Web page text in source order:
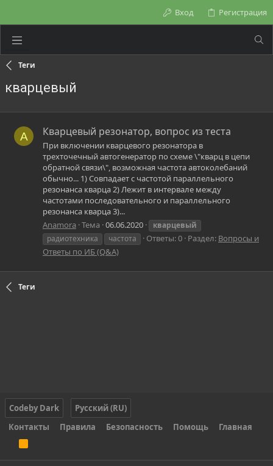
Вход Регистрация
Теги
кварцевый
A Кварцевый резонатор, вопрос из теста
При включении кварцевого резонатора в
трехточечный автогенератор по схеме \"кварц в цепи
обратной связи\", возможная частота автоколебаний
обычно... 1) Совпадает с частотой параллельного
резонанса кварца 2) Лежит в интервале между
частотами последовательного и параллельного
резонанса кварца 3)...
Anamora Тема 06.06.2020
кварцевый
радиотехника
частота Ответы: 0 Раздел: Вопросы и
Ответы по ИБ (Q&A)
Теги
Codeby Dark
Русский (RU)
Контакты
Правила Безопасность Помощь Главная
S